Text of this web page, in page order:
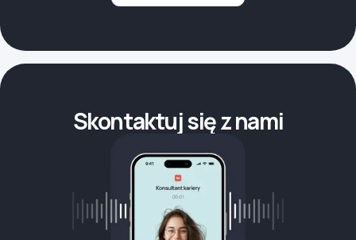
Skontaktuj się z nami